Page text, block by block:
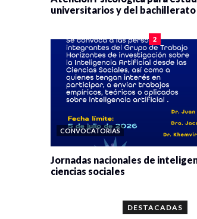
universitarios y del bachillerato
2
CONVOCATORIAS
Jornadas nacionales de
ciencias sociales
DESTACADAS